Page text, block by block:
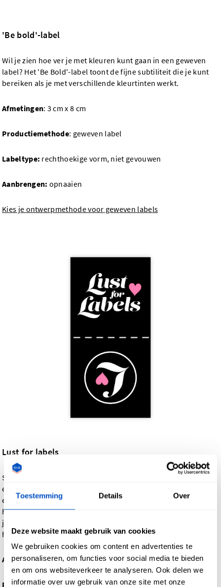
Toestemming Details Over
Deze website maakt gebruik van cookies
We gebruiken cookies om content en advertenties te
personaliseren, om functies voor social media te bieden
en om ons websiteverkeer te analyseren. Ook delen we
informatie over uw gebruik van onze site met onze
'Be bold'-label
Wil je zien hoe ver je met kleuren kunt gaan in een geweven
label? Het 'Be Bold'-label toont de fijne subtiliteit die je kunt
bereiken als je met verschillende kleurtinten werkt.
Afmetingen: 3 cm x 8 cm
Productiemethode: geweven label
Labeltype: rechthoekige vorm, niet gevouwen
Aanbrengen: opnaaien
Kies je ontwerpmethode voor geweven labels
Lust for labels
Sommige mensen hebben een lust voor het leven, wij hebben
een lust voor labels. Dit label is een geweven zwart label met
een horizontale middenvouw. Het combineert wit garen met
het perfecte roze metallic garen dat je zeker zal verbazen. Ben
je op zoek naar een label om aan je delicate producten te
hangen? Dan is dit label een uitstekende keuze!
Afmetingen: 2,5 cm x 5 cm
Productiemethode: geweven label